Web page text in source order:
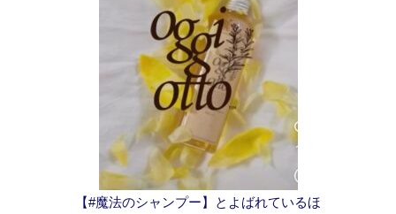
【#魔法のシャンプー】とよばれているほ